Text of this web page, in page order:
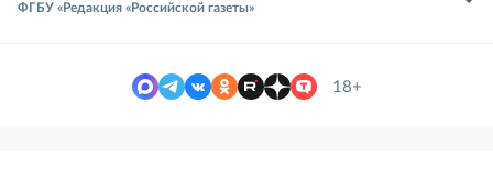
ФГБУ «Редакция «Российской газеты»
18+